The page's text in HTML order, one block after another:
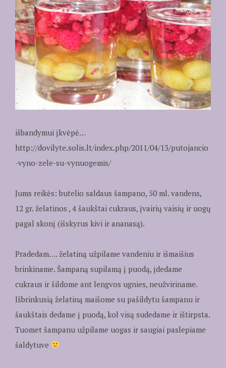
išbandymui įkvėpė…
http://dovilyte.solis.lt/index.php/2011/04/13/putojancio
-vyno-zele-su-vynuogemis/
Jums reikės: butelio saldaus šampano, 50 ml. vandens,
12 gr. želatinos , 4 šaukštai cukraus, įvairių vaisių ir uogų
pagal skonį (išskyrus kivi ir ananasą).
Pradedam…. želatiną užpilame vandeniu ir išmaišius
brinkiname. Šampaną supilamą į puodą, įdedame
cukraus ir šildome ant lengvos ugnies, neužviriname.
Išbrinkusią želatiną maišome su pašildytu šampanu ir
šaukštais dedame į puodą, kol visą sudedame ir ištirpsta.
Tuomet šampanu užpilame uogas ir saugiai paslepiame
šaldytuve